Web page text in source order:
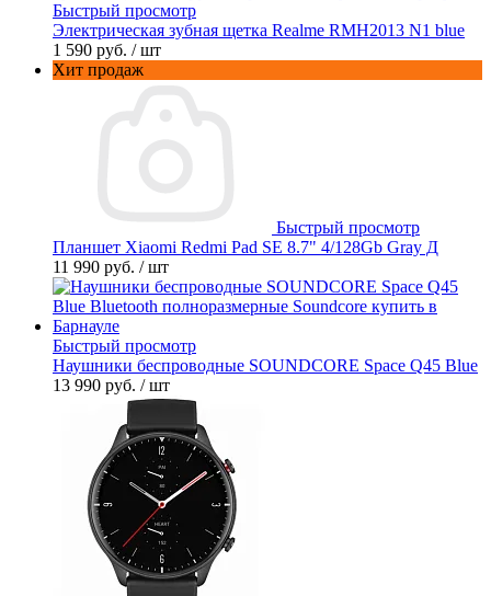
Быстрый просмотр
Электрическая зубная щетка Realme RMH2013 N1 blue
1 590 руб. / шт
Хит продаж
Быстрый просмотр
Планшет Xiaomi Redmi Pad SE 8.7" 4/128Gb Gray Д
11 990 руб. / шт
Быстрый просмотр
Наушники беспроводные SOUNDCORE Space Q45 Blue
13 990 руб. / шт